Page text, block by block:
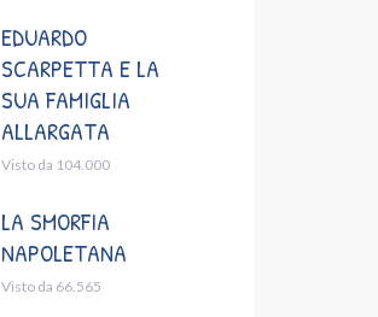
EDUARDO
SCARPETTA E LA
SUA FAMIGLIA
ALLARGATA
Visto da 104.000
LA SMORFIA
NAPOLETANA
Visto da 66.565